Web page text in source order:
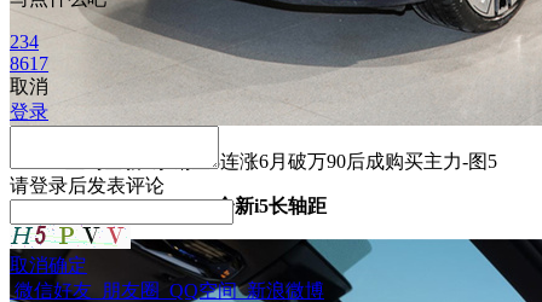
全新i5长轴距
234
8617
取消
登录
请登录后发表评论
取消确定
微信好友 朋友圈 QQ空间 新浪微博